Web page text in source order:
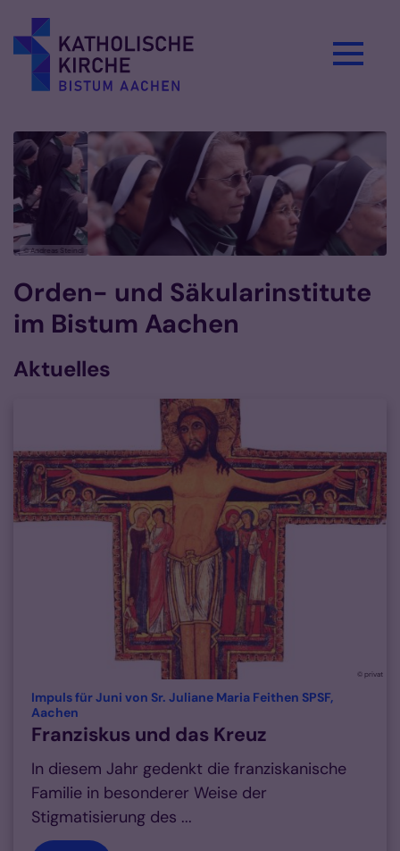
© Andreas Steindl
Orden- und Säkularinstitute
im Bistum Aachen
Aktuelles
© privat
Impuls für Juni von Sr. Juliane Maria Feithen SPSF,
Aachen
Franziskus und das Kreuz
In diesem Jahr gedenkt die franziskanische
Familie in besonderer Weise der
Stigmatisierung des ...